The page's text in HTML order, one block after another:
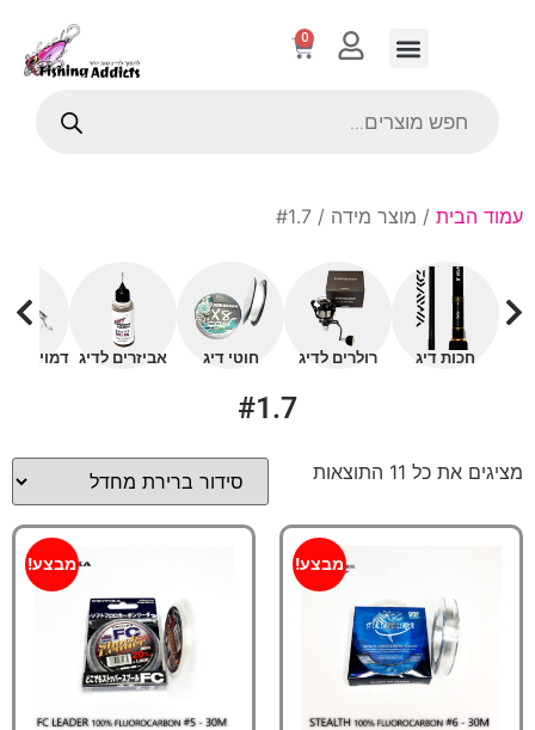
0
עמוד הבית / מוצר מידה / #1.7
חכות דיג רולרים לדיג חוטי דיג אביזרים לדיג דמויים
#1.7
מציגים את כל ⁦11⁩ התוצאות
מבצע! מבצע!